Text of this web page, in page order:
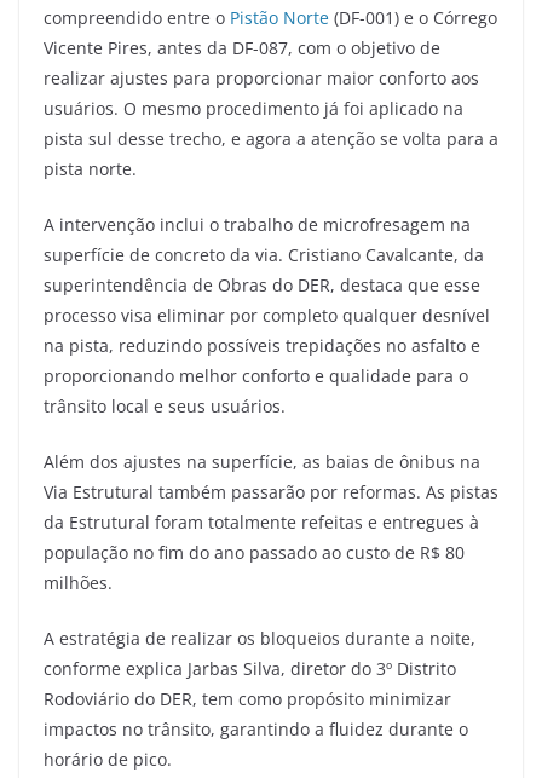
compreendido entre o Pistão Norte (DF-001) e o Córrego
Vicente Pires, antes da DF-087, com o objetivo de
realizar ajustes para proporcionar maior conforto aos
usuários. O mesmo procedimento já foi aplicado na
pista sul desse trecho, e agora a atenção se volta para a
pista norte.
A intervenção inclui o trabalho de microfresagem na
superfície de concreto da via. Cristiano Cavalcante, da
superintendência de Obras do DER, destaca que esse
processo visa eliminar por completo qualquer desnível
na pista, reduzindo possíveis trepidações no asfalto e
proporcionando melhor conforto e qualidade para o
trânsito local e seus usuários.
Além dos ajustes na superfície, as baias de ônibus na
Via Estrutural também passarão por reformas. As pistas
da Estrutural foram totalmente refeitas e entregues à
população no fim do ano passado ao custo de R$ 80
milhões.
A estratégia de realizar os bloqueios durante a noite,
conforme explica Jarbas Silva, diretor do 3º Distrito
Rodoviário do DER, tem como propósito minimizar
impactos no trânsito, garantindo a fluidez durante o
horário de pico.